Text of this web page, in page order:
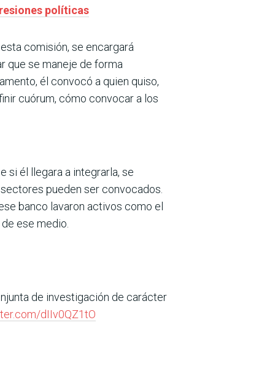
políticas
comisión, se encar­gará
que se maneje de forma
él convocó a quien quiso,
cuórum, cómo convocar a los
si él llegara a inte­grarla, se
pue­den ser convocados.
banco lavaron activos como el
ese medio.
de investigación de carácter
dIIv0QZ1tO